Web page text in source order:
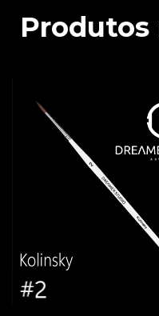
Produtos